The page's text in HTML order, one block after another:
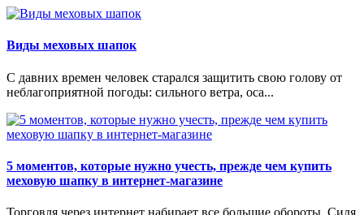
Виды меховых шапок
С давних времен человек старался защитить свою голову от
неблагоприятной погоды: сильного ветра, оса...
5 моментов, которые нужно учесть, прежде чем купить
меховую шапку в интернет-магазине